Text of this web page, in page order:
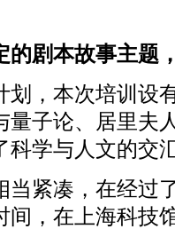
剧本故事主题
，本次培训设
量子论、居里夫
科学与人文的交
紧凑，在经过
间，在上海科技